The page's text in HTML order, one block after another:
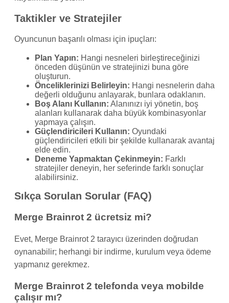
Taktikler ve Stratejiler
Oyuncunun başarılı olması için ipuçları:
Plan Yapın: Hangi nesneleri birleştireceğinizi
önceden düşünün ve stratejinizi buna göre
oluşturun.
Önceliklerinizi Belirleyin: Hangi nesnelerin daha
değerli olduğunu anlayarak, bunlara odaklanın.
Boş Alanı Kullanın: Alanınızı iyi yönetin, boş
alanları kullanarak daha büyük kombinasyonlar
yapmaya çalışın.
Güçlendiricileri Kullanın: Oyundaki
güçlendiricileri etkili bir şekilde kullanarak avantaj
elde edin.
Deneme Yapmaktan Çekinmeyin: Farklı
stratejiler deneyin, her seferinde farklı sonuçlar
alabilirsiniz.
Sıkça Sorulan Sorular (FAQ)
Merge Brainrot 2 ücretsiz mi?
Evet, Merge Brainrot 2 tarayıcı üzerinden doğrudan
oynanabilir; herhangi bir indirme, kurulum veya ödeme
yapmanız gerekmez.
Merge Brainrot 2 telefonda veya mobilde
çalışır mı?